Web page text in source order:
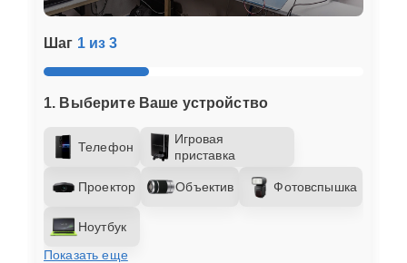
Шаг 1 из 3
1. Выберите Ваше устройство
Телефон
Игровая
приставка
Проектор Объектив Фотовспышка
Ноутбук
Показать еще